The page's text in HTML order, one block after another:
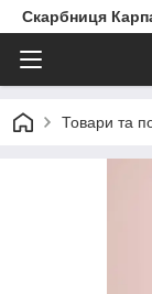
Скарбниця
Товари та